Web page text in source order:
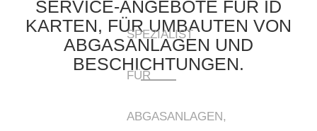
SERVICE-ANGEBOTE FÜR ID
KARTEN, FÜR UMBAUTEN VON
ABGASANLAGEN UND
BESCHICHTUNGEN.